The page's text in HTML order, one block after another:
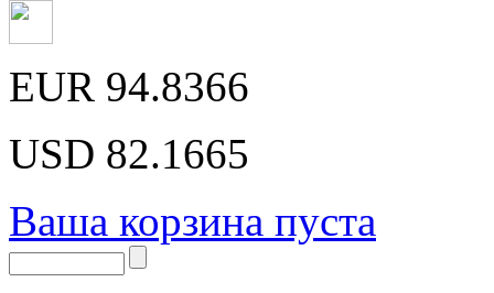
EUR 94.8366
USD 82.1665
Ваша корзина пуста